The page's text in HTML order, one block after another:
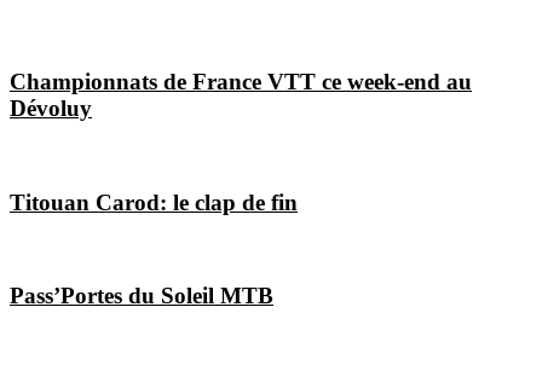
Championnats de France VTT ce week-end au
Dévoluy
Titouan Carod: le clap de fin
Pass’Portes du Soleil MTB